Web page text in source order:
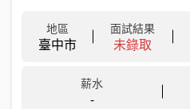
地區
臺中市
面試結果
未錄取
薪水
-